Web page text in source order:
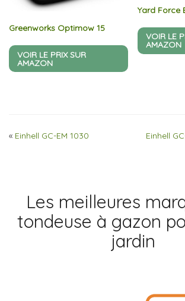
Greenworks Optimow 15
VOIR LE PRIX SUR
AMAZON
Yard Force
VOIR LE
AMAZON
« Einhell GC-EM 1030 Einhell
Les meilleures
tondeuse à gazon
jardin